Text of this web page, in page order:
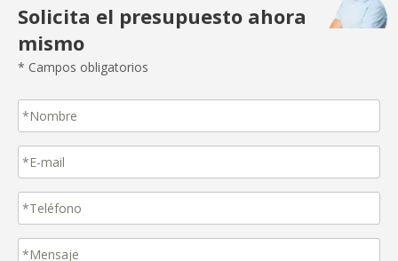
Solicita el presupuesto ahora
mismo
* Campos obligatorios